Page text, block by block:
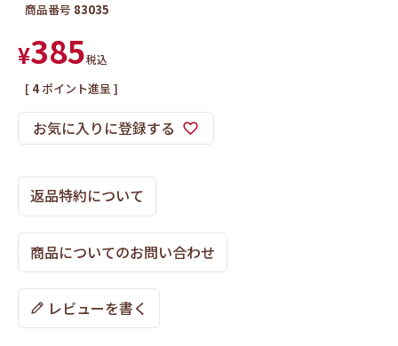
商品番号 83035
¥385税込
[ 4 ポイント進呈 ]
お気に入りに登録する
返品特約について
商品についてのお問い合わせ
レビューを書く